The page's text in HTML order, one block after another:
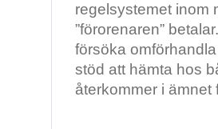
regelsystemet inom
”förorenaren”
försöka
stöd att hämta hos
återkommer i